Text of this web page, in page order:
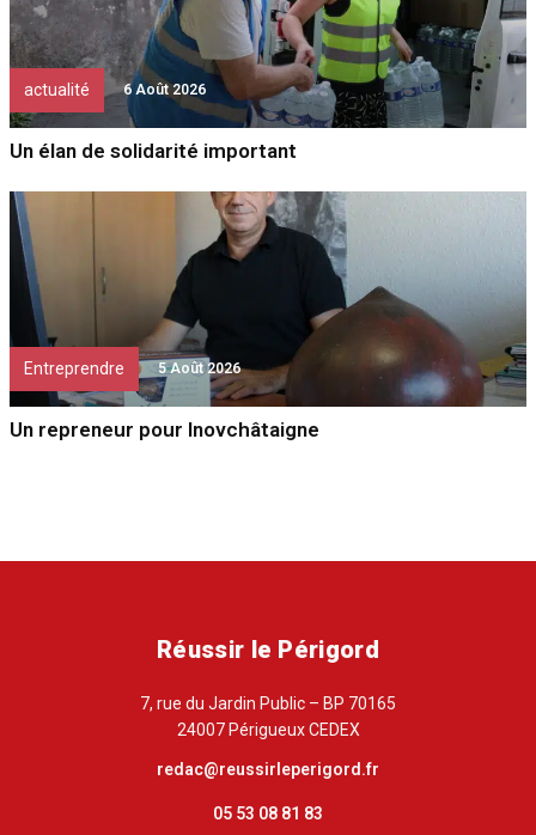
actualité 6 Août 2026
Un élan de solidarité important
Entreprendre 5 Août 2026
Un repreneur pour Inovchâtaigne
Réussir le Périgord
7, rue du Jardin Public – BP 70165
24007 Périgueux CEDEX
redac@reussirleperigord.fr
05 53 08 81 83